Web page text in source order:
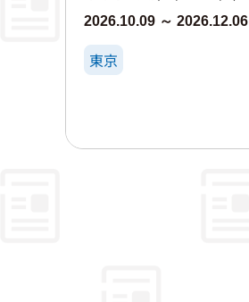
2026.10.09 ～ 2026.12.06
東京